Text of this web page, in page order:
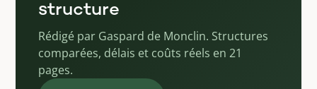
structure
Rédigé par Gaspard de Monclin. Structures
comparées, délais et coûts réels en 21
pages.